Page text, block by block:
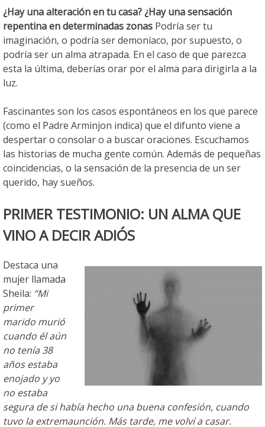
¿Hay una alteración en tu casa? ¿Hay una sensación
repentina en determinadas zonas Podría ser tu
imaginación, o podría ser demoníaco, por supuesto, o
podría ser un alma atrapada. En el caso de que parezca
esta la última, deberías orar por el alma para dirigirla a la
luz.
Fascinantes son los casos espontáneos en los que parece
(como el Padre Arminjon indica) que el difunto viene a
despertar o consolar o a buscar oraciones. Escuchamos
las historias de mucha gente común. Además de pequeñas
coincidencias, o la sensación de la presencia de un ser
querido, hay sueños.
PRIMER TESTIMONIO: UN ALMA QUE
VINO A DECIR ADIÓS
Destaca una
mujer llamada
Sheila: “Mi
primer
marido murió
cuando él aún
no tenía 38
años estaba
enojado y yo
no estaba
segura de si había hecho una buena confesión, cuando
tuvo la extremaunción. Más tarde, me volví a casar.